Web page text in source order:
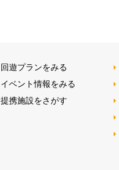
回遊プランをみる
イベント情報をみる
提携施設をさがす